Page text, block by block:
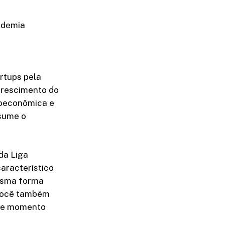
pela
do
e
o
Liga
forma
também
momento